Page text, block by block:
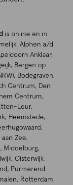
is online en in
Alphen a/d
Anklaar,
Bergen op
Bodegraven,
Centrum, Den
Centrum,
Leur,
Heemstede,
Zee,
Middelburg,
Oisterwijk,
Purmerend
Rotterdam